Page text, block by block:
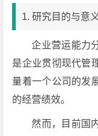
1. 研究目的与意义
企业营运能力
是企业贯彻现代管
量着一个公司的发
的经营绩效。
然而，目前国